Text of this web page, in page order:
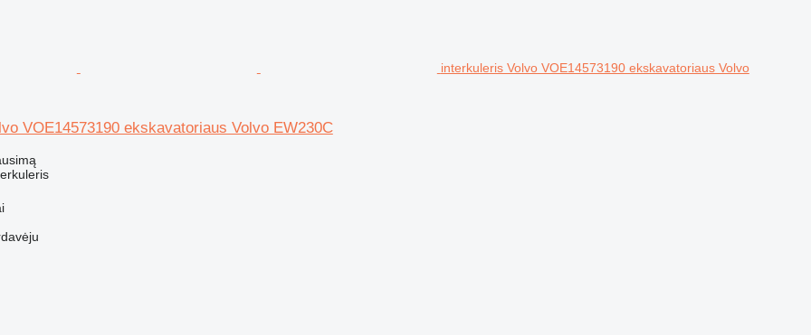
interkuleris Volvo VOE14573190 ekskavatoriaus Volvo
VOE14573190 ekskavatoriaus Volvo EW230C